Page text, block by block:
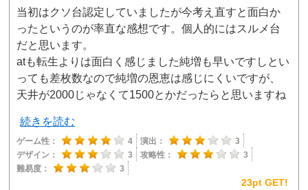
当初はクソ台認定していましたが今考え直すと面白か
ったというのが率直な感想です。個人的にはスルメ台
だと思います。
atも転生よりは面白く感じました純増も早いですしとい
っても差枚数なので純増の恩恵は感じにくいですが、
天井が2000じゃなくて1500とかだったらと思いますね
続きを読む
ゲーム性： 4 演出：
3
デザイン：
3 攻略性：
3
難易度：
3
23pt GET!